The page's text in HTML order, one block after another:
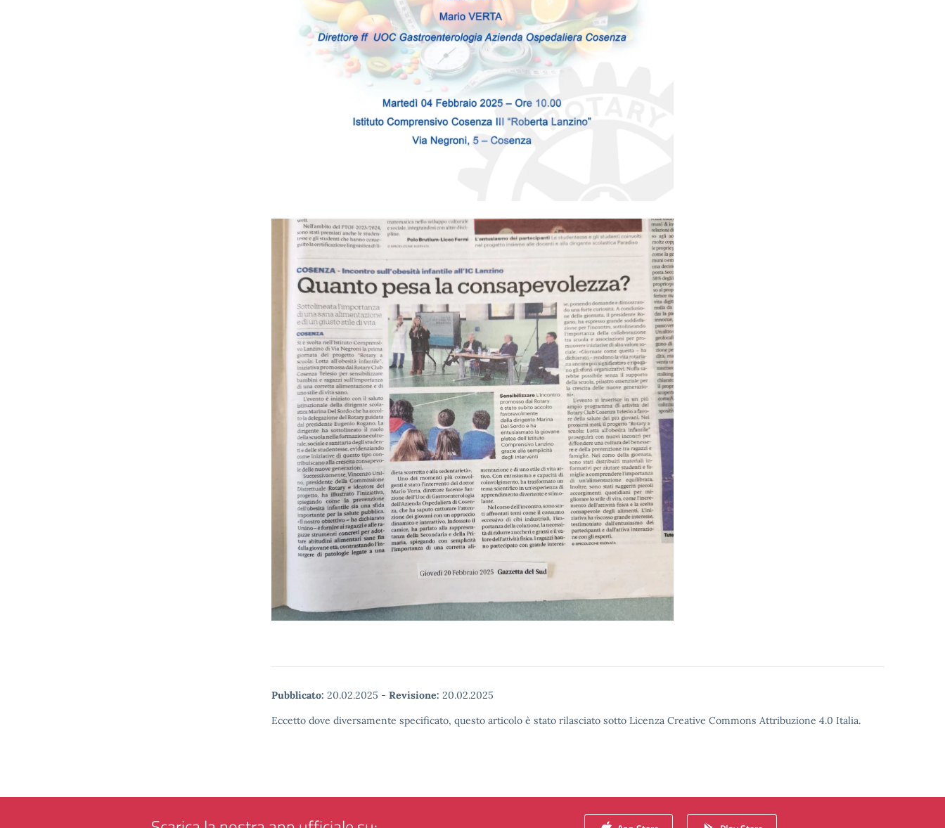
Pubblicato: 20.02.2025 - Revisione: 20.02.2025
Eccetto dove diversamente specificato, questo articolo è stato rilasciato sotto Licenza Creative Commons Attribuzione 4.0 Italia.